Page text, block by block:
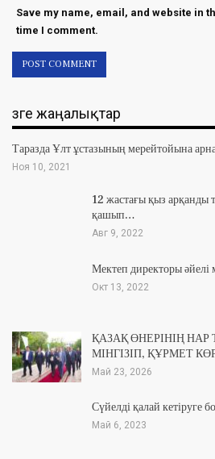
Save my name, email, and website in
time I comment.
Өзге жаңалықтар
Таразда Ұлт ұстазының мерейтойына
Ноя 10, 2021
12 жастағы қыз арқанды
қашып…
Авг 9, 2022
Мектеп директоры
Окт 13, 2022
ҚАЗАҚ ӨНЕРІНІҢ
МІНГІЗІП, ҚҰРМЕТ
Май 23, 2026
Сүйелді қалай кетіруге
Май 6, 2023